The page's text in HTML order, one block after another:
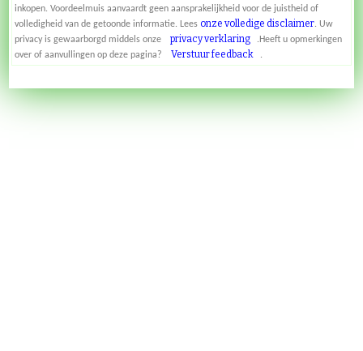
inkopen. Voordeelmuis aanvaardt geen aansprakelijkheid voor de juistheid of
volledigheid van de getoonde informatie. Lees onze volledige disclaimer. Uw
privacy is gewaarborgd middels onze
privacy verklaring
.Heeft u opmerkingen
over of aanvullingen op deze pagina?
Verstuur feedback .